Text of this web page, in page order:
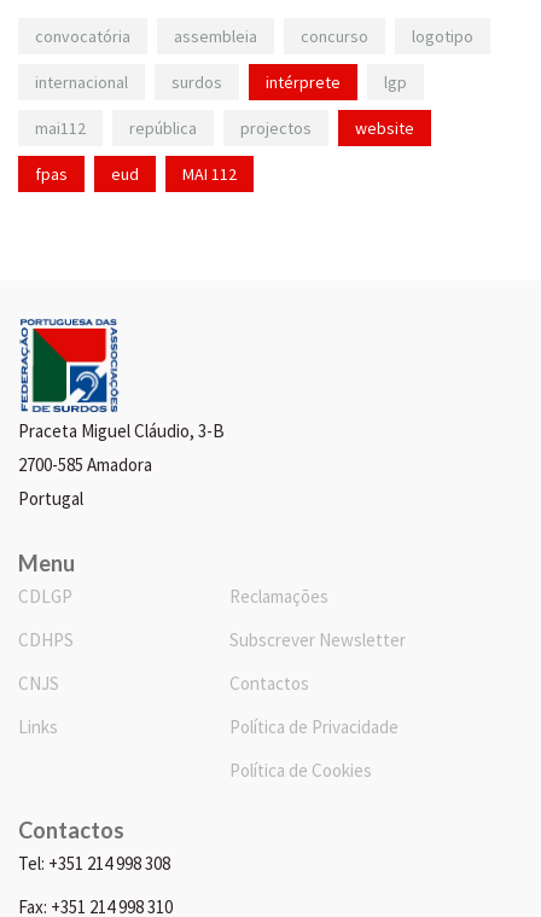
convocatória assembleia concurso logotipo
internacional surdos intérprete lgp
mai112 república projectos website
fpas eud MAI 112
Praceta Miguel Cláudio, 3-B
2700-585 Amadora
Portugal
Menu
CDLGP
CDHPS
CNJS
Links
Reclamações
Subscrever Newsletter
Contactos
Política de Privacidade
Política de Cookies
Contactos
Tel: +351 214 998 308
Fax: +351 214 998 310